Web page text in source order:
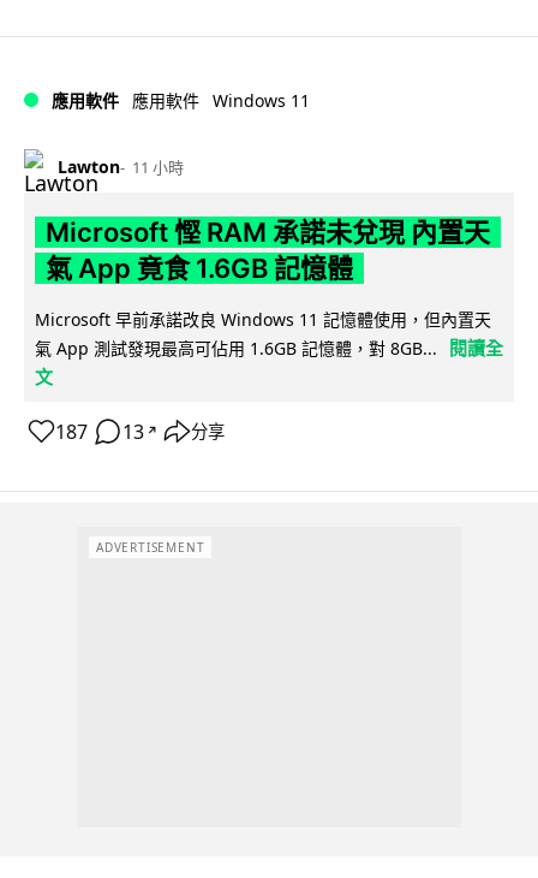
應用軟件 應用軟件 Windows 11
Lawton 11 小時
Microsoft 慳 RAM 承諾未兌現 內置天
氣 App 竟食 1.6GB 記憶體
Microsoft 早前承諾改良 Windows 11 記憶體使用，但內置天
氣 App 測試發現最高可佔用 1.6GB 記憶體，對 8GB...
閱讀全
文
187 13 ↗ 分享
ADVERTISEMENT